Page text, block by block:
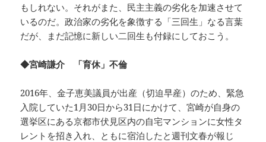
もしれない。それがまた、民主主義の劣化を加速させて
いるのだ。政治家の劣化を象徴する「三回生」なる言葉
だが、まだ記憶に新しい二回生も付録にしておこう。
◆宮崎謙介 「育休」不倫
2016年、金子恵美議員が出産（切迫早産）のため、緊急
入院していた1月30日から31日にかけて、宮崎が自身の
選挙区にある京都市伏見区内の自宅マンションに女性タ
レントを招き入れ、ともに宿泊したと週刊文春が報じ